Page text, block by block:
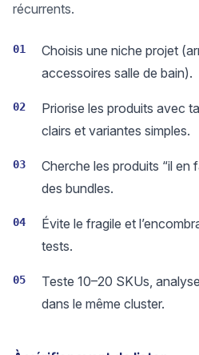
récurrents.
01
Choisis une niche projet
accessoires salle de bain).
02
Priorise les produits avec
clairs et variantes simples.
03
Cherche les produits “il en
des bundles.
04
Évite le fragile et
tests.
05
Teste 10–20 SKUs,
dans le même cluster.